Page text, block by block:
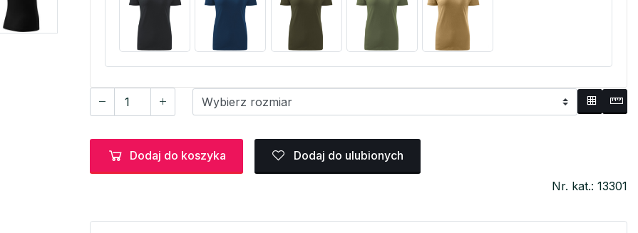
Dodaj do koszyka Dodaj do ulubionych
Nr. kat.: 13301